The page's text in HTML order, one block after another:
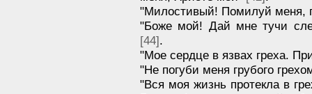
"Милостивый! Помилуй меня,
"Боже мой! Дай мне тучи
[44].
"Мое сердце в язвах греха.
"Не погуби меня грубого
"Вся моя жизнь протекла в